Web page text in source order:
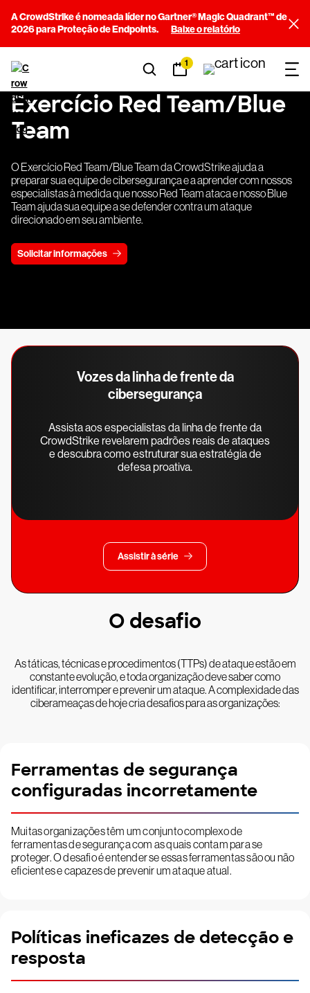
A CrowdStrike é nomeada líder no Gartner® Magic Quadrant™ de
2026 para Proteção de Endpoints.
Baixe o relatório
1
Exercício Red Team/Blue
Team
O Exercício Red Team/Blue Team da CrowdStrike ajuda a
preparar sua equipe de cibersegurança e a aprender com nossos
especialistas à medida que nosso Red Team ataca e nosso Blue
Team ajuda sua equipe a se defender contra um ataque
direcionado em seu ambiente.
Solicitar informações
Vozes da linha de frente da
cibersegurança
Assista aos especialistas da linha de frente da
CrowdStrike revelarem padrões reais de ataques
e descubra como estruturar sua estratégia de
defesa proativa.
Assistir à série
O desafio
As táticas, técnicas e procedimentos (TTPs) de ataque estão em
constante evolução, e toda organização deve saber como
identificar, interromper e prevenir um ataque. A complexidade das
ciberameaças de hoje cria desafios para as organizações:
Ferramentas de segurança
configuradas incorretamente
Muitas organizações têm um conjunto complexo de
ferramentas de segurança com as quais contam para se
proteger. O desafio é entender se essas ferramentas são ou não
eficientes e capazes de prevenir um ataque atual.
Políticas ineficazes de detecção e
resposta